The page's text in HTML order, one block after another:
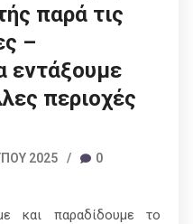
παρά τις
–
εντάξουμε
περιοχές
2025 /
0
και παραδίδουμε το